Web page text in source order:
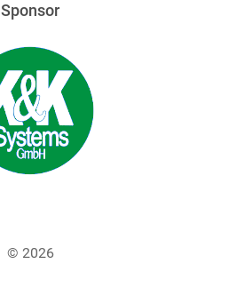
Sponsor
© 2026